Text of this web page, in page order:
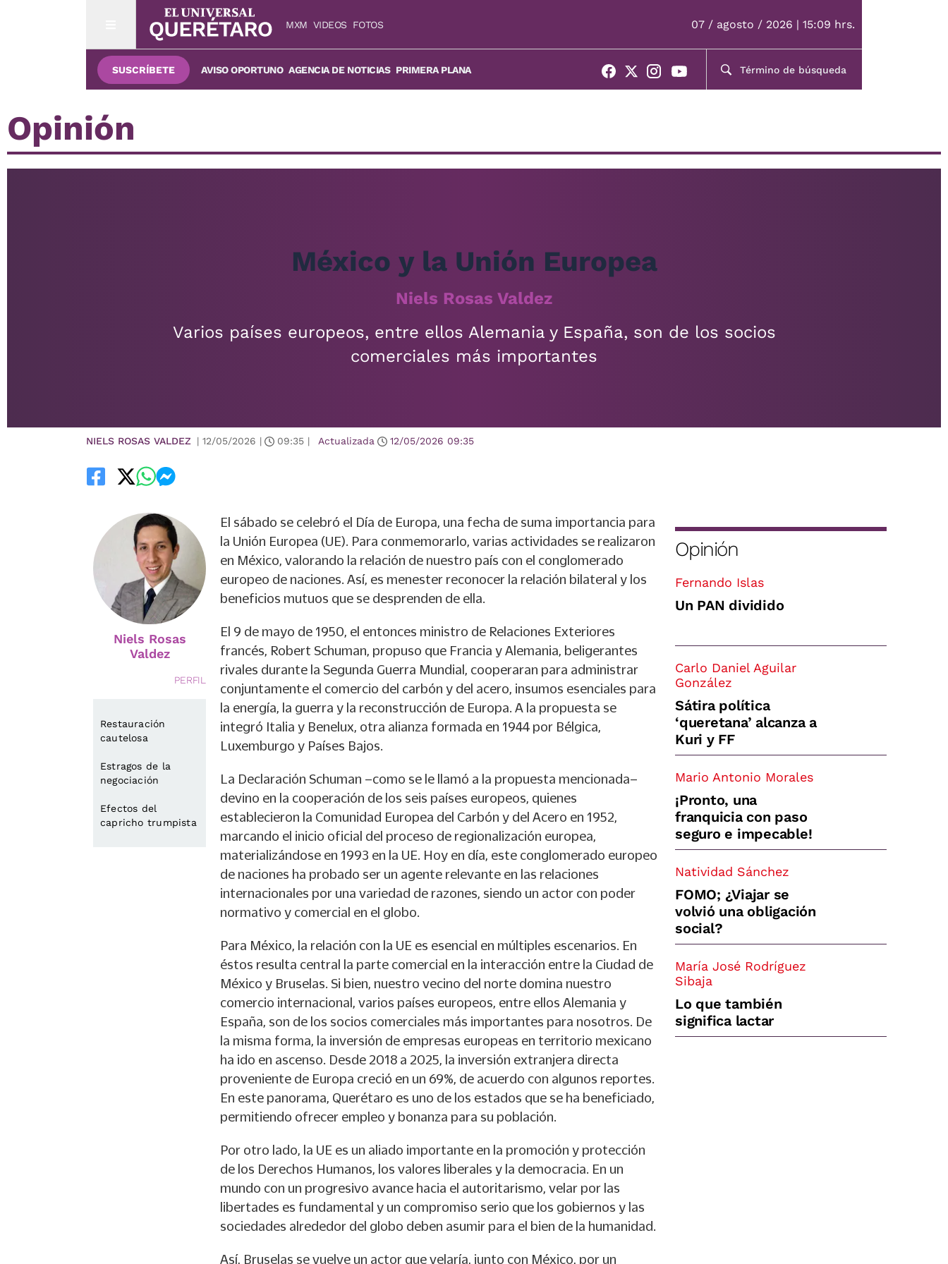
MXM VIDEOS FOTOS 07 / agosto / 2026 | 15:09 hrs.
SUSCRÍBETE AVISO OPORTUNO AGENCIA DE NOTICIAS PRIMERA PLANA
Opinión
México y la Unión Europea
Niels Rosas Valdez
Varios países europeos, entre ellos Alemania y España, son de los socios
comerciales más importantes
NIELS ROSAS VALDEZ | 12/05/2026 | 09:35 | Actualizada 12/05/2026 09:35
Niels Rosas
Valdez
PERFIL
Restauración
cautelosa
Estragos de la
negociación
Efectos del
capricho trumpista
El sábado se celebró el Día de Europa, una fecha de suma importancia para
la Unión Europea (UE). Para conmemorarlo, varias actividades se realizaron
en México, valorando la relación de nuestro país con el conglomerado
europeo de naciones. Así, es menester reconocer la relación bilateral y los
beneficios mutuos que se desprenden de ella.
El 9 de mayo de 1950, el entonces ministro de Relaciones Exteriores
francés, Robert Schuman, propuso que Francia y Alemania, beligerantes
rivales durante la Segunda Guerra Mundial, cooperaran para administrar
conjuntamente el comercio del carbón y del acero, insumos esenciales para
la energía, la guerra y la reconstrucción de Europa. A la propuesta se
integró Italia y Benelux, otra alianza formada en 1944 por Bélgica,
Luxemburgo y Países Bajos.
La Declaración Schuman –como se le llamó a la propuesta mencionada–
devino en la cooperación de los seis países europeos, quienes
establecieron la Comunidad Europea del Carbón y del Acero en 1952,
marcando el inicio oficial del proceso de regionalización europea,
materializándose en 1993 en la UE. Hoy en día, este conglomerado europeo
de naciones ha probado ser un agente relevante en las relaciones
internacionales por una variedad de razones, siendo un actor con poder
normativo y comercial en el globo.
Para México, la relación con la UE es esencial en múltiples escenarios. En
éstos resulta central la parte comercial en la interacción entre la Ciudad de
México y Bruselas. Si bien, nuestro vecino del norte domina nuestro
comercio internacional, varios países europeos, entre ellos Alemania y
España, son de los socios comerciales más importantes para nosotros. De
la misma forma, la inversión de empresas europeas en territorio mexicano
ha ido en ascenso. Desde 2018 a 2025, la inversión extranjera directa
proveniente de Europa creció en un 69%, de acuerdo con algunos reportes.
En este panorama, Querétaro es uno de los estados que se ha beneficiado,
permitiendo ofrecer empleo y bonanza para su población.
Por otro lado, la UE es un aliado importante en la promoción y protección
de los Derechos Humanos, los valores liberales y la democracia. En un
mundo con un progresivo avance hacia el autoritarismo, velar por las
libertades es fundamental y un compromiso serio que los gobiernos y las
sociedades alrededor del globo deben asumir para el bien de la humanidad.
Así, Bruselas se vuelve un actor que velaría, junto con México, por un
Opinión
Fernando Islas
Un PAN dividido
Carlo Daniel Aguilar
González
Sátira política
‘queretana’ alcanza a
Kuri y FF
Mario Antonio Morales
¡Pronto, una
franquicia con paso
seguro e impecable!
Natividad Sánchez
FOMO; ¿Viajar se
volvió una obligación
social?
María José Rodríguez
Sibaja
Lo que también
significa lactar